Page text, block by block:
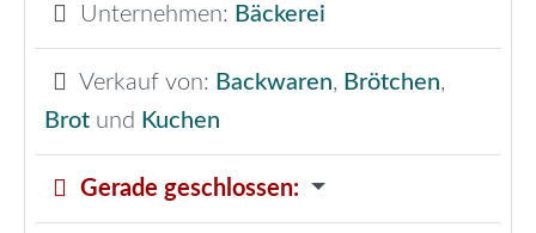
Unternehmen: Bäckerei
Verkauf von: Backwaren, Brötchen,
Brot und Kuchen
Gerade geschlossen: